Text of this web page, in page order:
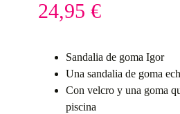
24,95 €
Sandalia de goma Igor
Una sandalia de goma
Con velcro y una goma
piscina